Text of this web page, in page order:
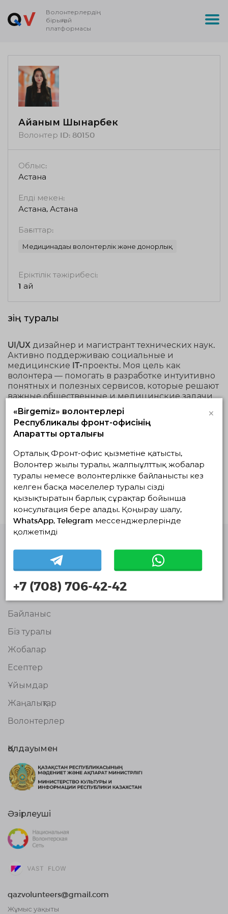
Волонтерлердің
бірыңғай
платформасы
Айғаным Шынарбек
Волонтер ID: 80150
Облыс:
Астана
Елді мекен:
Астана, Астана
Бағыттар:
Медицинадағы волонтерлік және донорлық
Еріктілік тәжірибесі:
1 ай
Өзің туралы
UI/UX дизайнер и магистрант технических наук.
Активно поддерживаю социальные и
медицинские IT-проекты. Моя цель как
волонтера — помогать в разработке интуитивно
понятных и полезных сервисов, которые решают
важные общественные и медицинские задачи
Волонтерлік қызмет
Жүзеге асып
жатқандар
Жоспардағылар Аяқталғандар
Белсенді жобалар жоқ
Волонтерлердің
бірыңғай
платформасы
© Волонтерлердің біріңғай платформасы 2018-2026
Навигация
Байланыс
Біз туралы
Жобалар
Есептер
Ұйымдар
Жаңалықтар
Волонтерлер
Қолдауымен
Әзірлеуші
qazvolunteers@gmail.com
Жұмыс уақыты
«Birgemiz» волонтерлері
Республикалық фронт-офисінің
Ақпараттық орталығы
×
Орталық Фронт-офис қызметіне қатысты,
Волонтер жылы туралы, жалпыұлттық жобалар
туралы немесе волонтерлікке байланысты кез
келген басқа мәселелер туралы сізді
қызықтыратын барлық сұрақтар бойынша
консультация бере алады. Қоңырау шалу,
WhatsApp, Telegram мессенджерлерінде
қолжетімді
+7 (708) 706-42-42